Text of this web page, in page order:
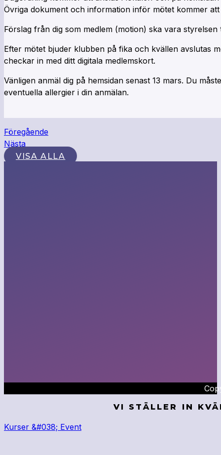
Övriga dokument och information inför mötet kommer
Förslag från dig som medlem (motion) ska vara
Efter mötet bjuder klubben på fika och kvällen avslutas
checkar in med ditt digitala medlemskort.
Vänligen anmäl dig på hemsidan senast 13 mars. Du
eventuella allergier i din anmälan.
Föregående
Nästa
VISA ALLA
VI STÄLLER IN
Kurser &#038; Event